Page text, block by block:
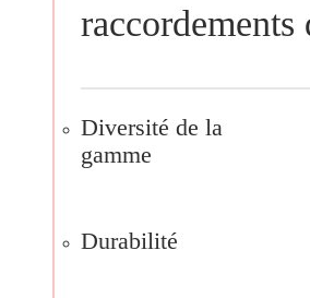
raccordements
Diversité de la
gamme
Durabilité